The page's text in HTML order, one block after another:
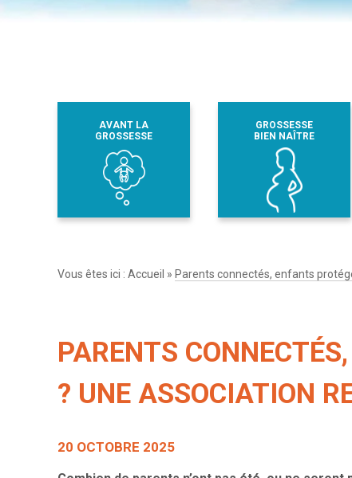
AVANT LA
GROSSESSE
GROSSESSE
BIEN NAÎTRE
Vous êtes ici : Accueil » Parents connectés, enfants
PARENTS
? UNE ASSOCIATION
20 OCTOBRE 2025